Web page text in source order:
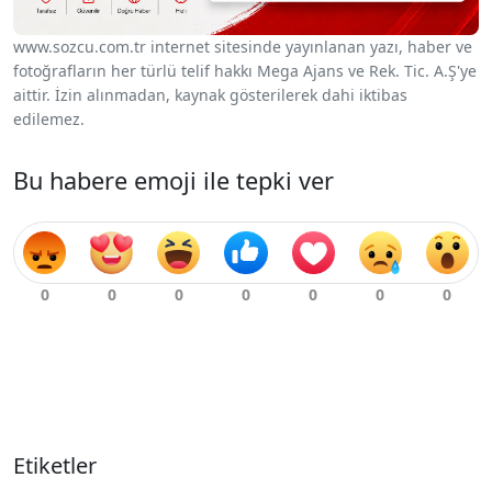
www.sozcu.com.tr internet sitesinde yayınlanan yazı, haber ve
fotoğrafların her türlü telif hakkı Mega Ajans ve Rek. Tic. A.Ş'ye
aittir. İzin alınmadan, kaynak gösterilerek dahi iktibas
edilemez.
Bu habere emoji ile tepki ver
Etiketler